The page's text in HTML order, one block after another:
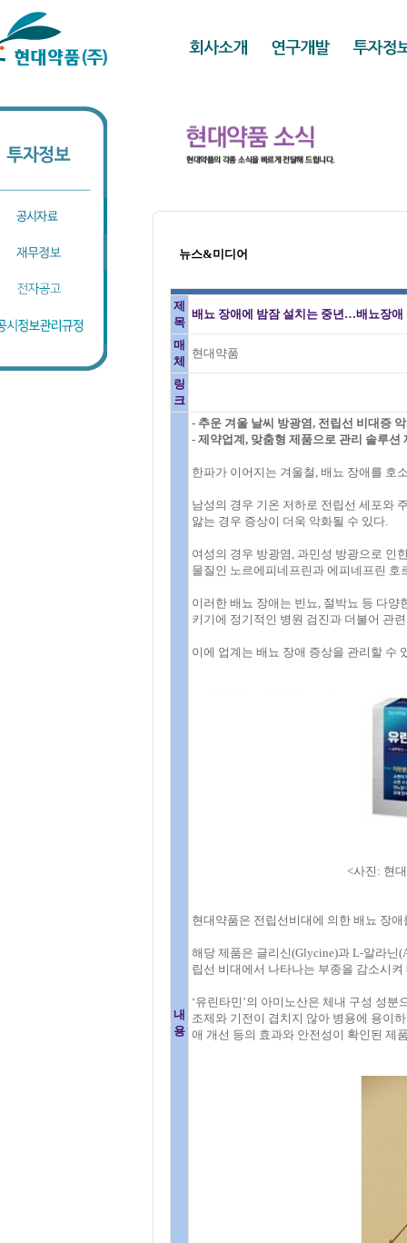
뉴스&미디어
제
목
배뇨 장애에 밤잠 설치는 중년…배뇨장애
매
체
현대약품
링
크
내
용
- 추운 겨울 날씨 방광염, 전립선 비대증
- 제약업계, 맞춤형 제품으로 관리 솔루션
한파가 이어지는 겨울철, 배뇨 장애를 호
남성의 경우 기온 저하로 전립선 세포와
앓는 경우 증상이 더욱 악화될 수 있다.
여성의 경우 방광염, 과민성 방광으로 인
물질인 노르에피네프린과 에피네프린
이러한 배뇨 장애는 빈뇨, 절박뇨 등 다
키기에 정기적인 병원 검진과 더불어 관
이에 업계는 배뇨 장애 증상을 관리할 수
<사진: 현
현대약품은 전립선비대에 의한 배뇨 장
해당 제품은 글리신(Glycine)과 L-알라닌
립선 비대에서 나타나는 부종을 감소시
‘유린타민’의 아미노산은 체내 구성 성
조제와 기전이 겹치지 않아 병용에 용이
애 개선 등의 효과와 안전성이 확인된 제